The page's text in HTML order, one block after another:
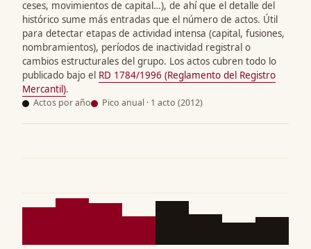
ceses, movimientos de capital…), de ahí que el detalle del
histórico sume más entradas que el número de actos. Útil
para detectar etapas de actividad intensa (capital, fusiones,
nombramientos), períodos de inactividad registral o
cambios estructurales del grupo. Los actos cubren todo lo
publicado bajo el RD 1784/1996 (Reglamento del Registro
Mercantil).
Actos por año Pico anual · 1 acto (2012)